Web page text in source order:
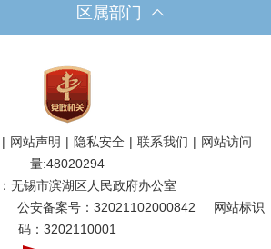
区属部门
| 网站声明 | 隐私安全 | 联系我们 | 网站访问
量:48020294
无锡市滨湖区人民政府办公室
公安备案号：32021102000842
网站标识
码：3202110001